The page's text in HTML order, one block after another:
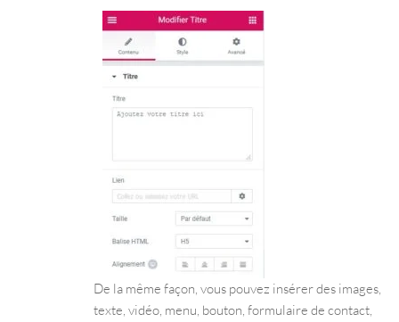
De la même façon, vous pouvez insérer des images,
texte, vidéo, menu, bouton, formulaire de contact,